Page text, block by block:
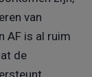
van
AF is al ruim
de